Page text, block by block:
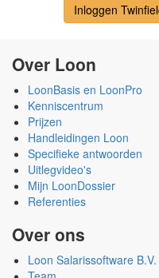
Inloggen
Over Loon
LoonBasis en LoonPro
Kenniscentrum
Prijzen
Handleidingen Loon
Specifieke antwoorden
Uitlegvideo's
Mijn LoonDossier
Referenties
Over ons
Loon Salarissoftware B.V.